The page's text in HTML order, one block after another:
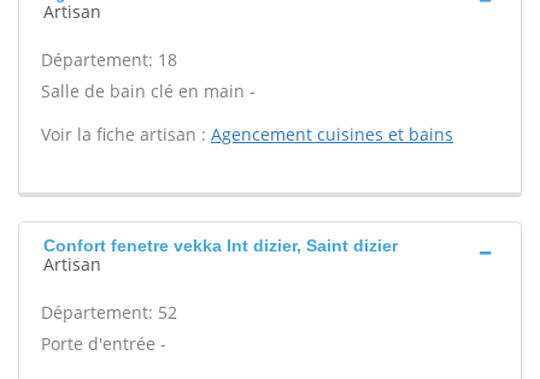
Artisan
Département: 18
Salle de bain clé en main -
Voir la fiche artisan : Agencement cuisines et bains
Confort fenetre vekka Int dizier, Saint dizier
Artisan
Département: 52
Porte d'entrée -